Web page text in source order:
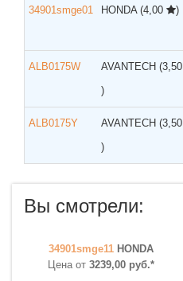
34901smge01 HONDA (4,00 )
ALB0175W AVANTECH (3,50
)
ALB0175Y AVANTECH (3,50
)
Вы смотрели:
34901smge11 HONDA
Цена от 3239,00 руб.*